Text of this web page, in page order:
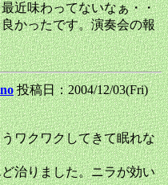
近味わってないなぁ・・
かったです。演奏会の報
投稿日：2004/12/03(Fri)
ワクワクしてきて眠れな
治りました。ニラが効い